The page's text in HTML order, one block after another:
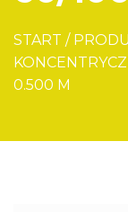
START /
0.500 M